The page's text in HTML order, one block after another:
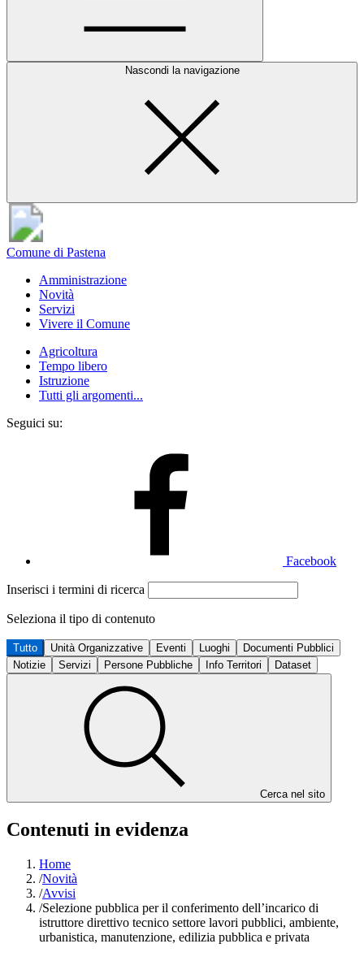
Nascondi la navigazione
Comune di Pastena
Amministrazione
Novità
Servizi
Vivere il Comune
Agricoltura
Tempo libero
Istruzione
Tutti gli argomenti...
Seguici su:
Facebook
Inserisci i termini di ricerca
Seleziona il tipo di contenuto
Tutto Unità Organizzative Eventi Luoghi
Documenti Pubblici
Notizie
Servizi Persone Pubbliche Info Territori Dataset
Cerca nel sito
Contenuti in evidenza
Home
/Novità
/Avvisi
/Selezione pubblica per il conferimento dell’incarico di
istruttore direttivo tecnico settore lavori pubblici, ambiente,
urbanistica, manutenzione, edilizia pubblica e privata